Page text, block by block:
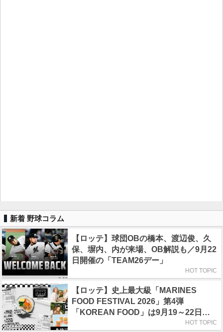
新着 野球コラム
【ロッテ】球団OBの橋本、渡辺俊、久
保、塀内、内が来場、OB解説も／9月22
日開催の「TEAM26デー」
HOT TOPIC
【ロッテ】史上最大級「MARINES
FOOD FESTIVAL 2026」第4弾
「KOREAN FOOD」は9月19～22日／
HOT TOPIC